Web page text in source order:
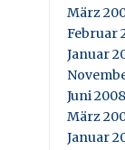
März
Februar
Januar
Juni 2008
März
Januar